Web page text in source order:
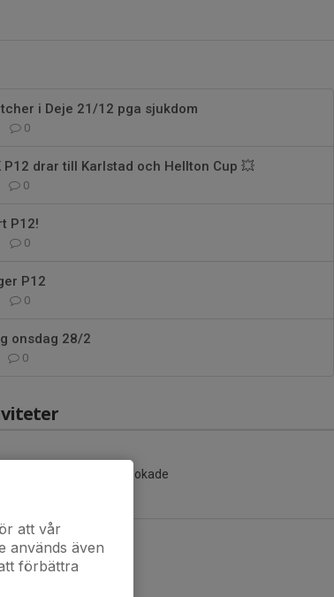
i Deje 21/12 pga sjukdom
0
P12 drar till Karlstad och Hellton Cup 💥
0
P12!
0
P12
0
onsdag 28/2
0
Inga aktiviteter inbokade
att vår
används även
förbättra